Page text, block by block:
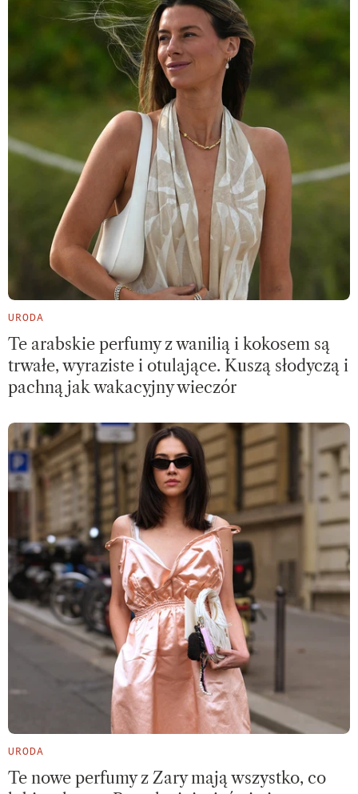
URODA
Te arabskie perfumy z wanilią i kokosem są
trwałe, wyraziste i otulające. Kuszą słodyczą i
pachną jak wakacyjny wieczór
URODA
Te nowe perfumy z Zary mają wszystko, co